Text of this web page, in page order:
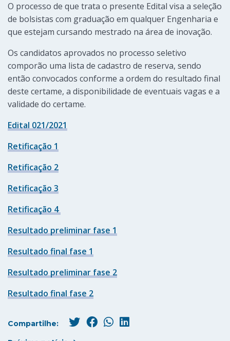
O processo de que trata o presente Edital visa a seleção
de bolsistas com graduação em qualquer Engenharia e
que estejam cursando mestrado na área de inovação.
Os candidatos aprovados no processo seletivo
comporão uma lista de cadastro de reserva, sendo
então convocados conforme a ordem do resultado final
deste certame, a disponibilidade de eventuais vagas e a
validade do certame.
Edital 021/2021
Retificação 1
Retificação 2
Retificação 3
Retificação 4
Resultado preliminar fase 1
Resultado final fase 1
Resultado preliminar fase 2
Resultado final fase 2
Compartilhe: